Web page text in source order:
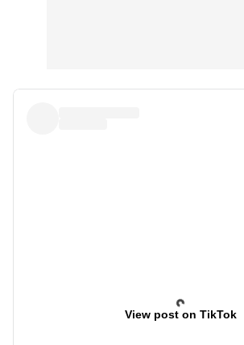
View post on TikTok